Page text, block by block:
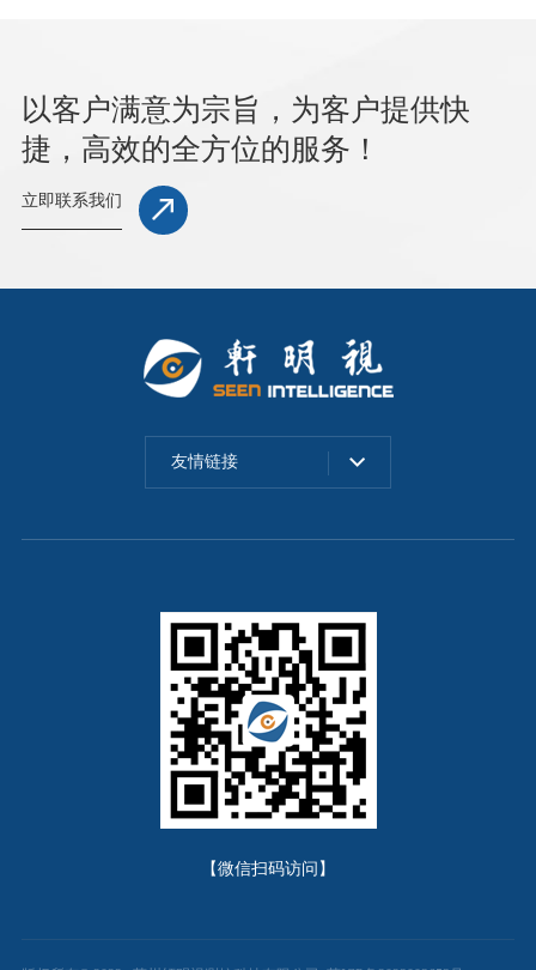
以客户满意为宗旨，为客户提供快
捷，高效的全方位的服务！
立即联系我们
友情链接
【微信扫码访问】